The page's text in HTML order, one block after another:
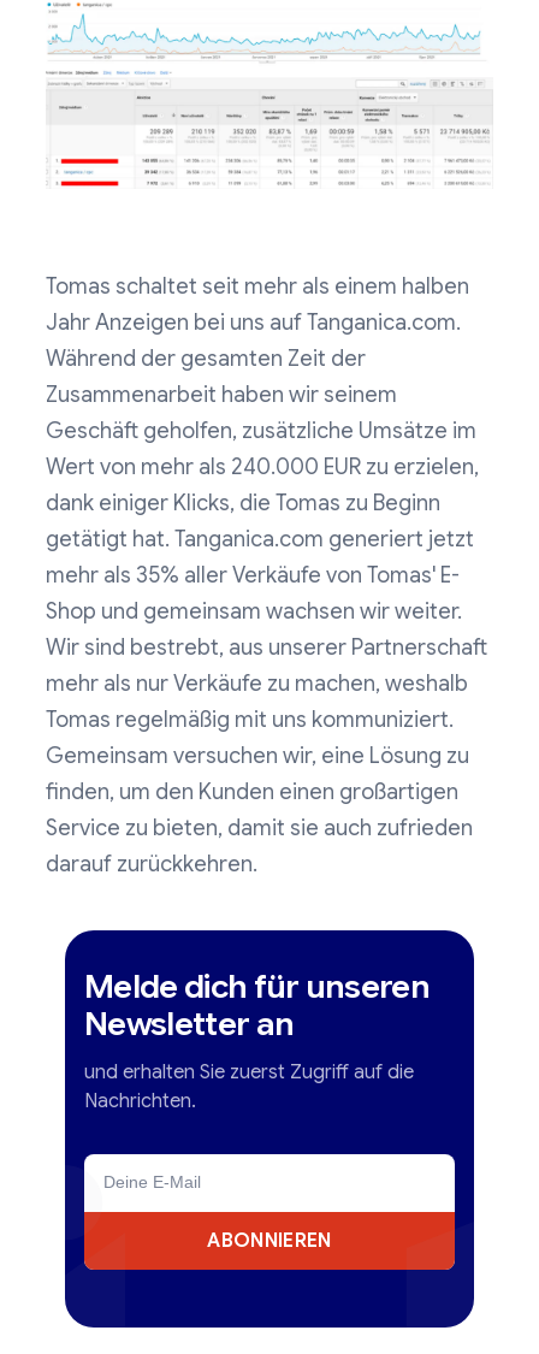
Tomas schaltet seit mehr als einem halben
Jahr Anzeigen bei uns auf Tanganica.com.
Während der gesamten Zeit der
Zusammenarbeit haben wir seinem
Geschäft geholfen, zusätzliche Umsätze im
Wert von mehr als 240.000 EUR zu erzielen,
dank einiger Klicks, die Tomas zu Beginn
getätigt hat. Tanganica.com generiert jetzt
mehr als 35% aller Verkäufe von Tomas' E-
Shop und gemeinsam wachsen wir weiter.
Wir sind bestrebt, aus unserer Partnerschaft
mehr als nur Verkäufe zu machen, weshalb
Tomas regelmäßig mit uns kommuniziert.
Gemeinsam versuchen wir, eine Lösung zu
finden, um den Kunden einen großartigen
Service zu bieten, damit sie auch zufrieden
darauf zurückkehren.
Melde dich für unseren
Newsletter an
und erhalten Sie zuerst Zugriff auf die
Nachrichten.
ABONNIEREN